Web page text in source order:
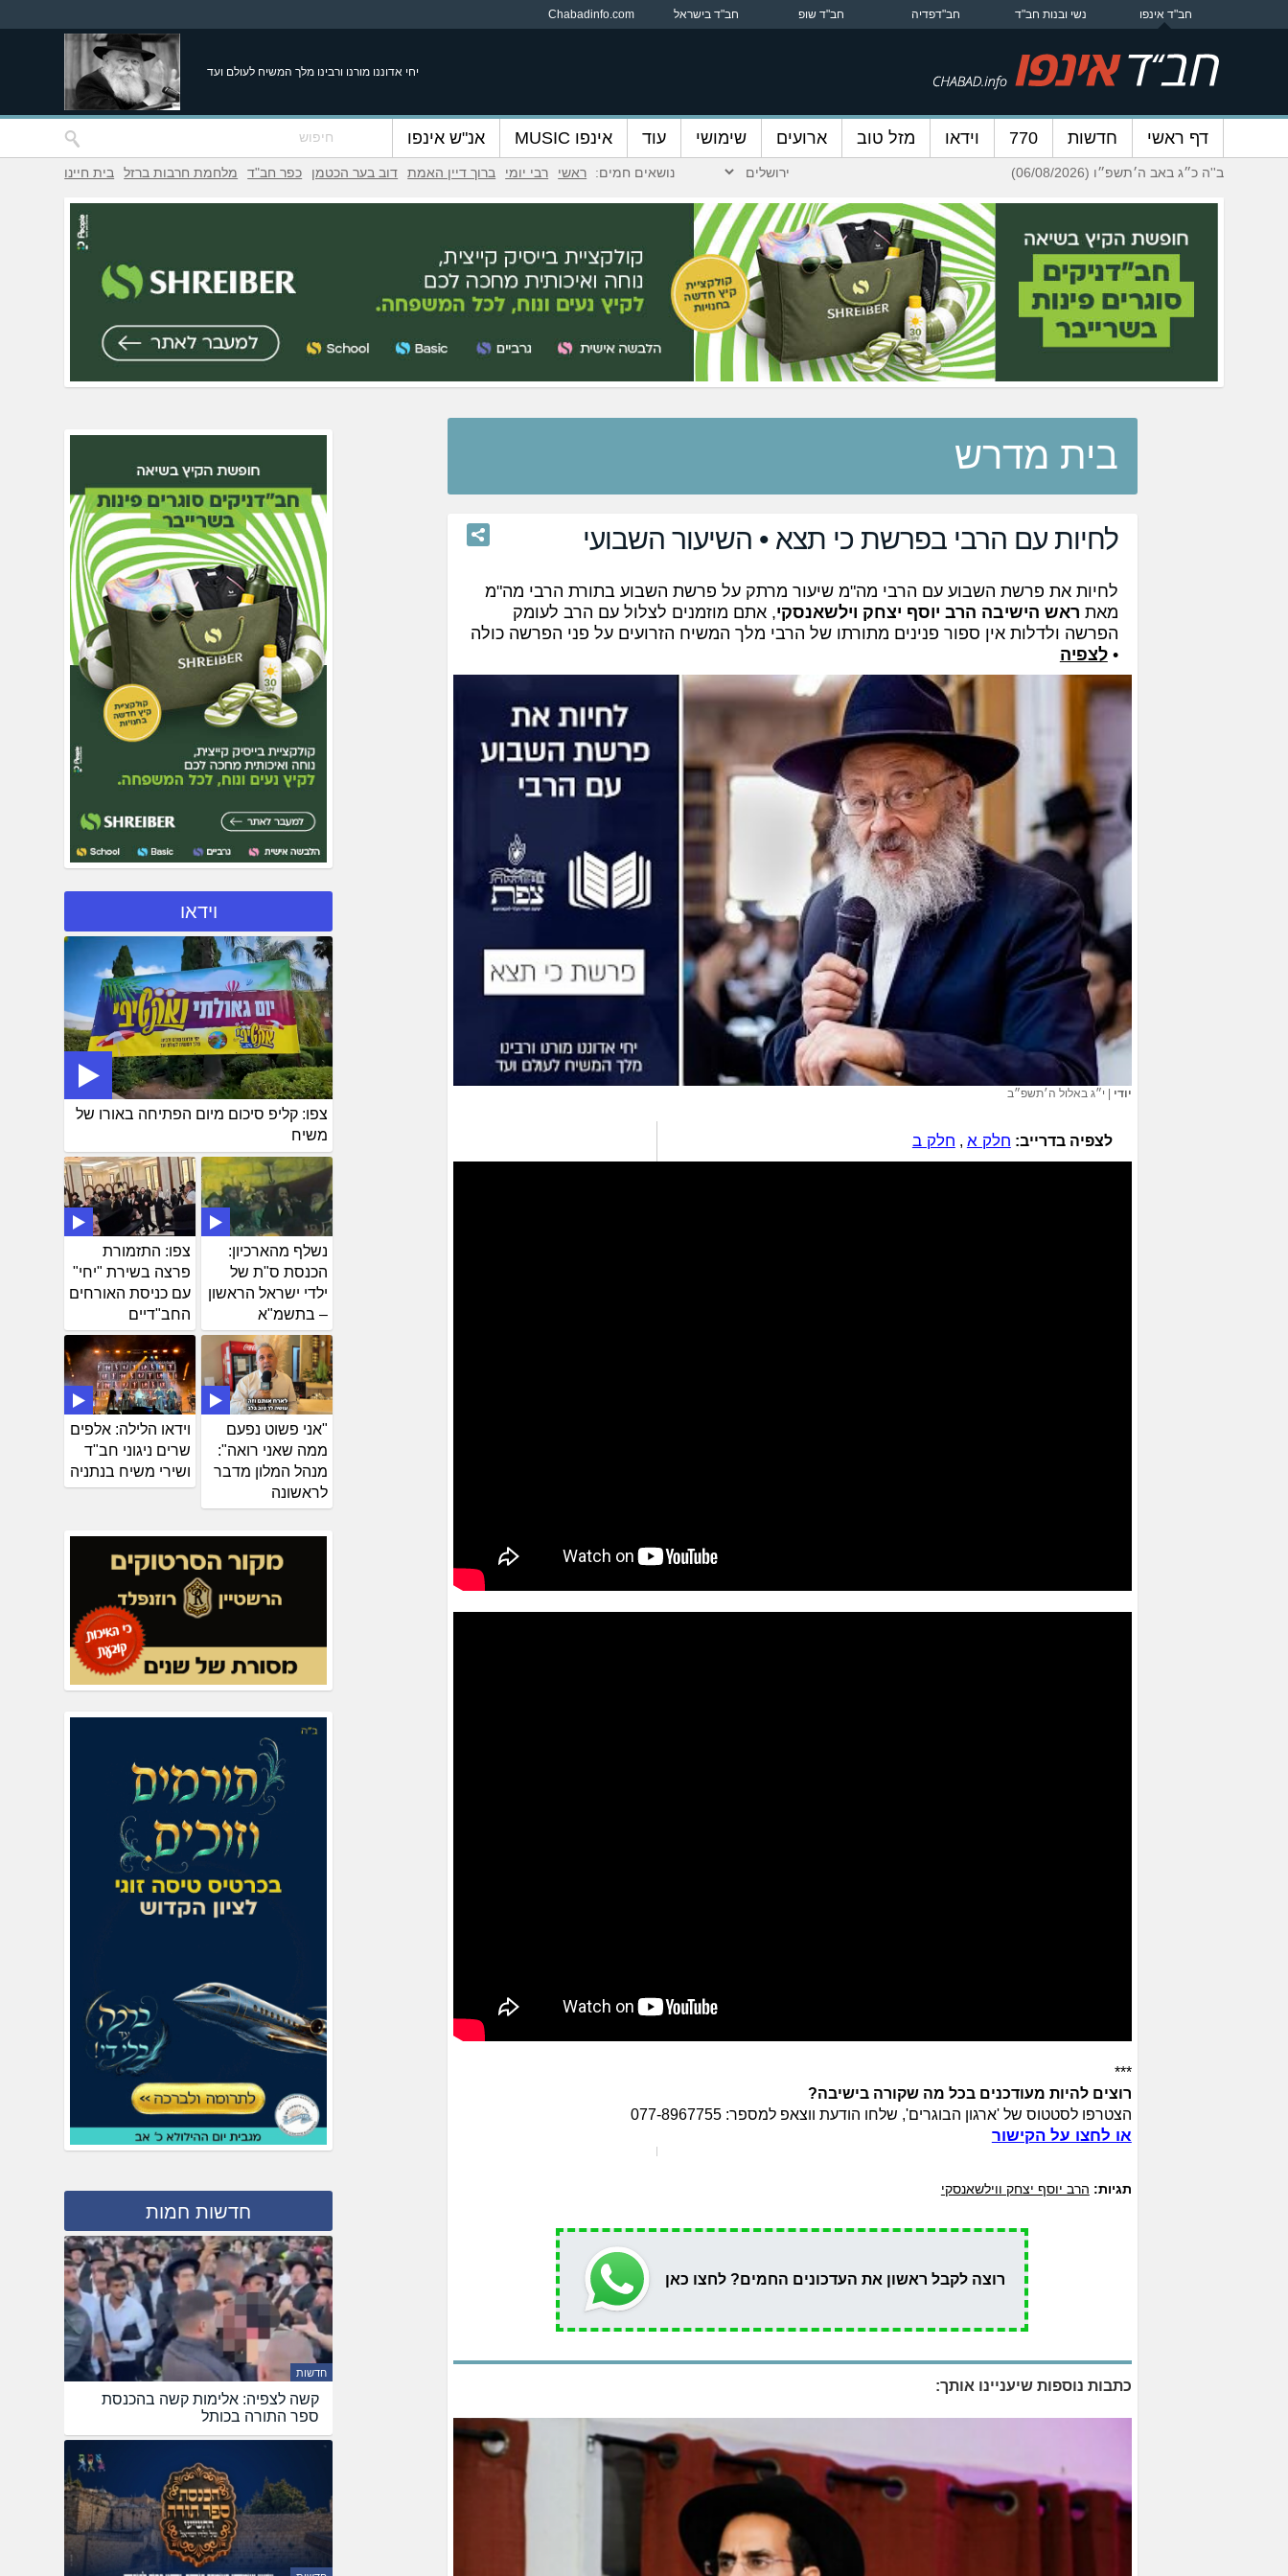
חב"ד אינפו נשי ובנות חב"ד חב"דפדיה חב"ד שופ חב"ד בישראל Chabadinfo.com
יחי אדוננו מורנו ורבינו מלך המשיח לעולם ועד
דף ראשי חדשות 770 וידאו מזל טוב ארועים שימושי עוד אינפו MUSIC אנ"ש אינפו
ב''ה כ״ג באב ה׳תשפ״ו (06/08/2026) נושאים חמים: ראשי רבי יומי ברוך דיין האמת דוב בער הכטמן כפר חב"ד מלחמת חרבות ברזל בית חיינו
בית מדרש
לחיות עם הרבי בפרשת כי תצא • השיעור השבועי
לחיות את פרשת השבוע עם הרבי מה"מ שיעור מרתק על פרשת השבוע בתורת הרבי מה"מ
מאת ראש הישיבה הרב יוסף יצחק וילשאנסקי, אתם מוזמנים לצלול עם הרב לעומק
הפרשה ולדלות אין ספור פנינים מתורתו של הרבי מלך המשיח הזרועים על פני הפרשה כולה
•לצפיה
יודי | י״ג באלול ה׳תשפ״ב
לצפיה בדרייב: חלק א , חלק ב
***
רוצים להיות מעודכנים בכל מה שקורה בישיבה?
הצטרפו לסטטוס של 'ארגון הבוגרים', שלחו הודעת ווצאפ למספר: 077-8967755
או לחצו על הקישור
תגיות: הרב יוסף יצחק ווילשאנסקי
רוצה לקבל ראשון את העדכונים החמים? לחצו כאן
כתבות נוספות שיעניינו אותך:
וידאו
צפו: קליפ סיכום מיום הפתיחה באורו של
משיח
צפו: התזמורת
פרצה בשירת "יחי"
עם כניסת האורחים
החב"דיים
נשלף מהארכיון:
הכנסת ס"ת של
ילדי ישראל הראשון
– בתשמ"א
וידאו הלילה: אלפים
שרים ניגוני חב"ד
ושירי משיח בנתניה
"אני פשוט נפעם
ממה שאני רואה":
מנהל המלון מדבר
לראשונה
חדשות חמות
חדשות
קשה לצפיה: אלימות קשה בהכנסת
ספר התורה בכותל